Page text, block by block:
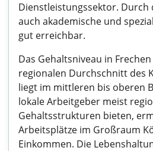
Dienstleistungssektor. Durch
auch akademische und
gut erreichbar.
Das Gehaltsniveau in
regionalen Durchschnitt des
liegt im mittleren bis oberen
lokale Arbeitgeber meist
Gehaltsstrukturen bieten,
Arbeitsplätze im Großraum
Einkommen. Die